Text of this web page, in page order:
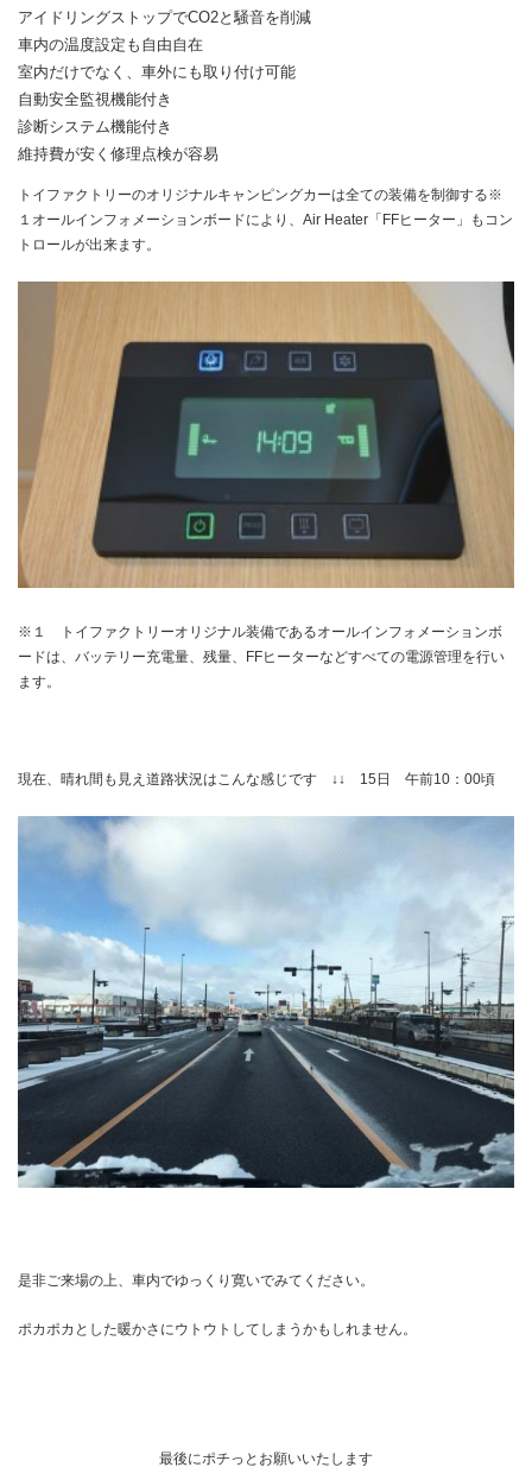
アイドリングストップでCO2と騒音を削減
車内の温度設定も自由自在
室内だけでなく、車外にも取り付け可能
自動安全監視機能付き
診断システム機能付き
維持費が安く修理点検が容易
トイファクトリーのオリジナルキャンピングカーは全ての装備を制御する※
１オールインフォメーションボードにより、Air Heater「FFヒーター」もコン
トロールが出来ます。
※１ トイファクトリーオリジナル装備であるオールインフォメーションボ
ードは、バッテリー充電量、残量、FFヒーターなどすべての電源管理を行い
ます。
現在、晴れ間も見え道路状況はこんな感じです ↓↓ 15日 午前10：00頃
是非ご来場の上、車内でゆっくり寛いでみてください。
ポカポカとした暖かさにウトウトしてしまうかもしれません。
最後にポチっとお願いいたします